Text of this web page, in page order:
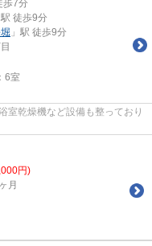
歩7分
駅 徒歩9分
」駅 徒歩9分
6室
室乾燥機など設備も整っており
円)
月